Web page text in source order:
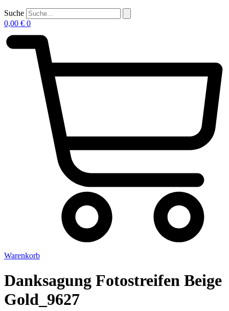
Suche
0,00 € 0
Warenkorb
Danksagung Fotostreifen Beige
Gold_9627